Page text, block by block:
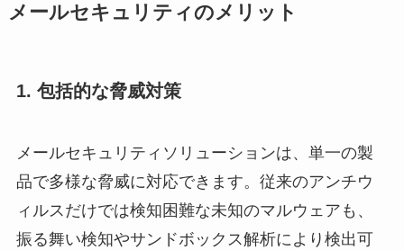
メールセキュリティのメリット
1. 包括的な脅威対策
メールセキュリティソリューションは、単一の製
品で多様な脅威に対応できます。従来のアンチウ
ィルスだけでは検知困難な未知のマルウェアも、
振る舞い検知やサンドボックス解析により検出可